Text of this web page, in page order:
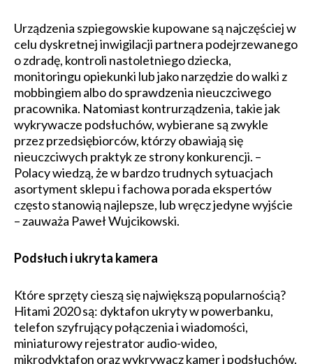
Urządzenia szpiegowskie kupowane są najczęściej w
celu dyskretnej inwigilacji partnera podejrzewanego
o zdradę, kontroli nastoletniego dziecka,
monitoringu opiekunki lub jako narzędzie do walki z
mobbingiem albo do sprawdzenia nieuczciwego
pracownika. Natomiast kontrurządzenia, takie jak
wykrywacze podsłuchów, wybierane są zwykle
przez przedsiębiorców, którzy obawiają się
nieuczciwych praktyk ze strony konkurencji. –
Polacy wiedzą, że w bardzo trudnych sytuacjach
asortyment sklepu i fachowa porada ekspertów
często stanowią najlepsze, lub wręcz jedyne wyjście
– zauważa Paweł Wujcikowski.
Podsłuch i ukryta kamera
Które sprzęty cieszą się największą popularnością?
Hitami 2020 są: dyktafon ukryty w powerbanku,
telefon szyfrujący połączenia i wiadomości,
miniaturowy rejestrator audio-wideo,
mikrodyktafon oraz wykrywacz kamer i podsłuchów.